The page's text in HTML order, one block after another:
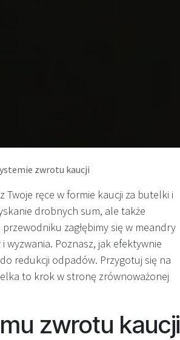
zwrotu kaucji
Twoje ręce w formie kaucji za butelki i
drobnych sum, ale także
zagłębimy się w meandry
wyzwania. Poznasz, jak efektywnie
redukcji odpadów. Przygotuj się na
to krok w stronę zrównoważonej
zwrotu kaucji